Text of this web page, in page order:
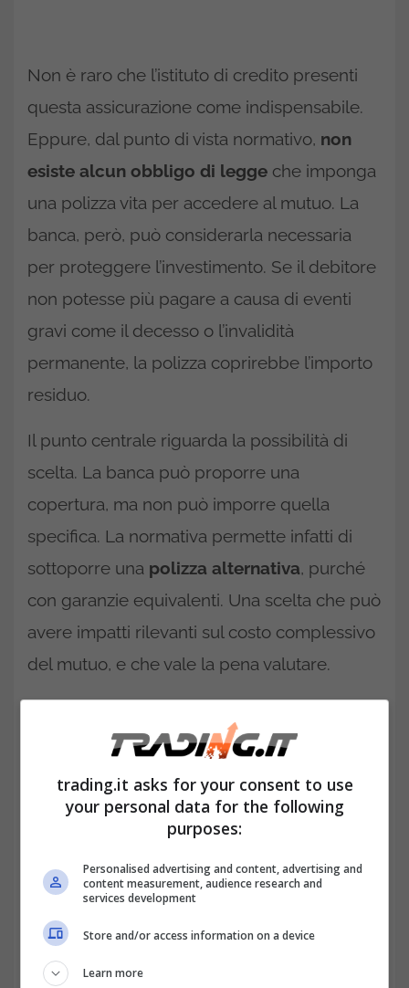
Non è raro che l’istituto di credito presenti
questa assicurazione come indispensabile.
Eppure, dal punto di vista normativo, non
esiste alcun obbligo di legge che imponga
una polizza vita per accedere al mutuo. La
banca, però, può considerarla necessaria
per proteggere l’investimento. Se il debitore
non potesse più pagare a causa di eventi
gravi come il decesso o l’invalidità
permanente, la polizza coprirebbe l’importo
residuo.
Il punto centrale riguarda la possibilità di
scelta. La banca può proporre una
copertura, ma non può imporre quella
specifica. La normativa permette infatti di
sottoporre una polizza alternativa, purché
con garanzie equivalenti. Una scelta che può
avere impatti rilevanti sul costo complessivo
del mutuo, e che vale la pena valutare.
Assicurazioni richieste per il
mutuo: cosa sapere davvero
trading.it asks for your consent to use
your personal data for the following
purposes:
Personalised advertising and content, advertising and
content measurement, audience research and
services development
Store and/or access information on a device
Learn more